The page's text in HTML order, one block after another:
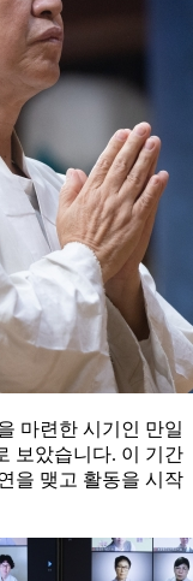
마련한 시기인 만일
보았습니다. 이 기간
을 맺고 활동을 시작